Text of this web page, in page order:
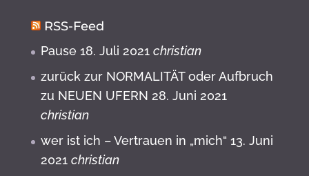
RSS-Feed
Pause 18. Juli 2021 christian
zurück zur NORMALITÄT oder Aufbruch
zu NEUEN UFERN 28. Juni 2021
christian
wer ist ich – Vertrauen in „mich“ 13. Juni
2021 christian